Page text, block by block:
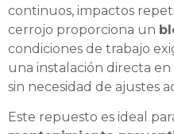
continuos, impactos
cerrojo proporciona un
condiciones de trabajo
una instalación directa
sin necesidad de ajustes
Este repuesto es ideal